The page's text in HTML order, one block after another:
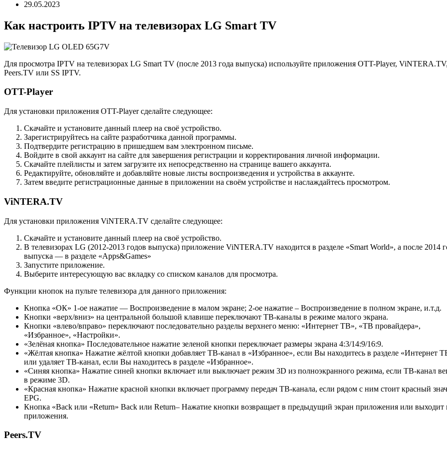
29.05.2023
Как настроить IPTV на телевизорах LG Smart TV
Для просмотра IPTV на телевизорах LG Smart TV (после 2013 года выпуска) используйте приложения OTT-Player,
Peers.TV или SS IPTV.
OTT-Player
Для установки приложения OTT-Player сделайте следующее:
Скачайте и установите данный плеер на своё устройство.
Зарегистрируйтесь на сайте разработчика данной программы.
Подтвердите регистрацию в пришедшем вам электронном письме.
Войдите в свой аккаунт на сайте для завершения регистрации и корректирования личной информации.
Скачайте плейлисты и затем загрузите их непосредственно на странице вашего аккаунта.
Редактируйте, обновляйте и добавляйте новые листы воспроизведения и устройства в аккаунте.
Затем введите регистрационные данные в приложении на своём устройстве и наслаждайтесь просмотром.
ViNTERA.TV
Для установки приложения ViNTERA.TV сделайте следующее:
Скачайте и установите данный плеер на своё устройство.
В телевизорах LG (2012-2013 годов выпуска) приложение ViNTERA.TV находится в разделе «Smart World», а после 2014
выпуска — в разделе «Apps&Games»
Запустите приложение.
Выберите интересующую вас вкладку со списком каналов для просмотра.
Функции кнопок на пульте телевизора для данного приложения:
Кнопка «ОК» 1-ое нажатие — Воспроизведение в малом экране; 2-ое нажатие – Воспроизведение в полном экране, и.т.д.
Кнопки «верх/вниз» на центральной большой клавише переключают ТВ-каналы в режиме малого экрана.
Кнопки «влево/вправо» переключают последовательно разделы верхнего меню: «Интернет ТВ», «ТВ провайдера»,
«Избранное», «Настройки».
«Зелёная кнопка» Последовательное нажатие зеленой кнопки переключает размеры экрана 4:3/14:9/16:9.
«Жёлтая кнопка» Нажатие жёлтой кнопки добавляет ТВ-канал в «Избранное», если Вы находитесь в разделе «Интернет
или удаляет ТВ-канал, если Вы находитесь в разделе «Избранное».
«Синяя кнопка» Нажатие синей кнопки включает или выключает режим 3D из полноэкранного режима, если ТВ-канал
в режиме 3D.
«Красная кнопка» Нажатие красной кнопки включает программу передач ТВ-канала, если рядом с ним стоит красный
EPG.
Кнопка «Back или «Return» Back или Return– Нажатие кнопки возвращает в предыдущий экран приложения или выходит
приложения.
Peers.TV